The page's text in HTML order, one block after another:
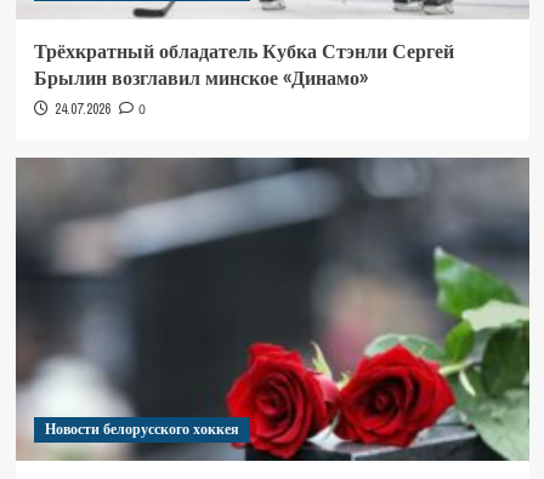
Трёхкратный обладатель Кубка Стэнли Сергей
Брылин возглавил минское «Динамо»
24.07.2026 0
Новости белорусского хоккея